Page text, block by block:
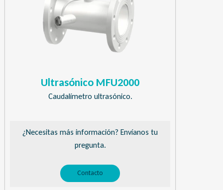
Ultrasónico MFU2000
Caudalímetro ultrasónico.
¿Necesitas más información? Envíanos tu
pregunta.
Contacto